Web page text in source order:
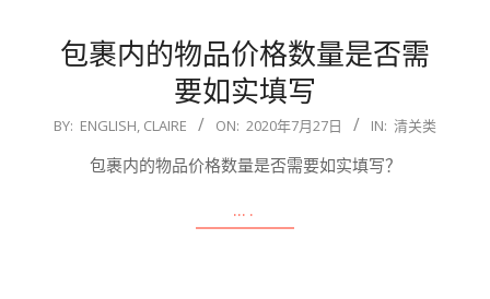
包裹内的物品价格数量是否需
要如实填写
2020-
BY: ENGLISH, CLAIRE ON: 2020年7月27日 IN: 清关类
包裹内的物品价格数量是否需要如实填写？
….